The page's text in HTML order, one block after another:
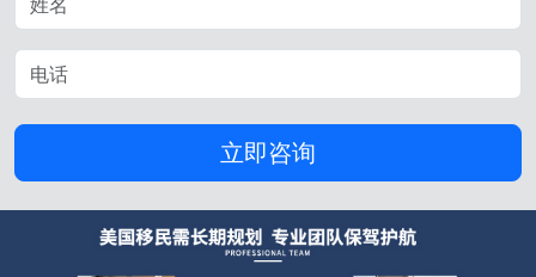
立即咨询